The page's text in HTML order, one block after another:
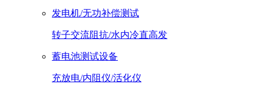
发电机/无功补偿测试
转子交流阻抗/水内冷直高发
蓄电池测试设备
充放电/内阻仪/活化仪